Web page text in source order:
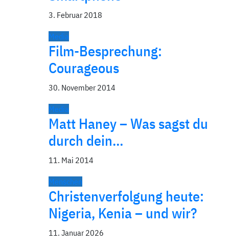
3. Februar 2018
Media
Film-Besprechung:
Courageous
30. November 2014
Media
Matt Haney – Was sagst du
durch dein…
11. Mai 2014
Menschen
Christenverfolgung heute:
Nigeria, Kenia – und wir?
11. Januar 2026